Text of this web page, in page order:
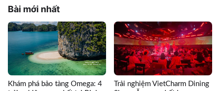
Bài mới nhất
Khám phá bảo tàng Omega: 4
Trải nghiệm VietCharm Dining